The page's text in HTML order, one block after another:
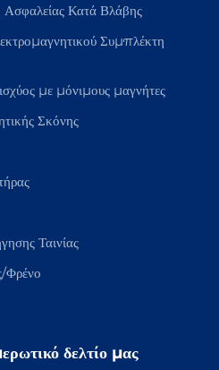
Κατά Βλάβης
Συμπλέκτη
με μόνιμους μαγνήτες
Σκόνης
Ταινίας
Φρένο
δελτίο μας